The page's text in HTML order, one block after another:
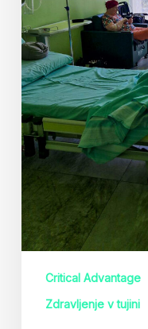
boljše
kot
pri
nas?
Critical Advantage
Zdravljenje v tujini